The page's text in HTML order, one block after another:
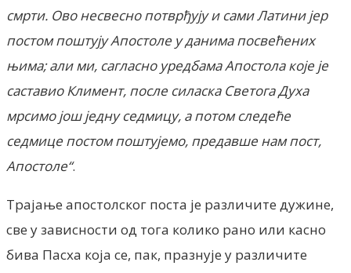
смрти. Ово несвесно потврђују и сами Латини јер
постом поштују Апостоле у данима посвећених
њима; али ми, сагласно уредбама Апостола које је
саставио Климент, после силаска Светога Духа
мрсимо још једну седмицу, а потом следеће
седмице постом поштујемо, предавше нам пост,
Апостоле“.
Трајање апостолског поста је различите дужине,
све у зависности од тога колико рано или касно
бива Пасха која се, пак, празнује у различите